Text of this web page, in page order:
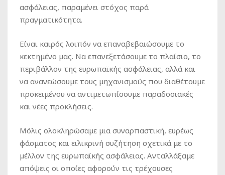
ασφάλειας, παραμένει στόχος παρά
πραγματικότητα.
Είναι καιρός λοιπόν να επαναβεβαιώσουμε το
κεκτημένο μας. Να επανεξετάσουμε το πλαίσιο, το
περιβάλλον της ευρωπαϊκής ασφάλειας, αλλά και
να ανανεώσουμε τους μηχανισμούς που διαθέτουμε
προκειμένου να αντιμετωπίσουμε παραδοσιακές
και νέες προκλήσεις.
Μόλις ολοκληρώσαμε μια συναρπαστική, ευρέως
φάσματος και ειλικρινή συζήτηση σχετικά με το
μέλλον της ευρωπαϊκής ασφάλειας. Ανταλλάξαμε
απόψεις οι οποίες αφορούν τις τρέχουσες